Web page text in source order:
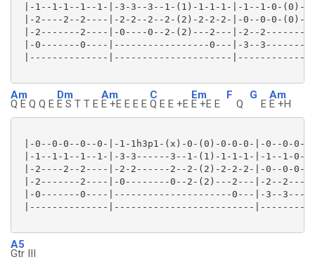
|-1--1-1--1--1-|-3-3--3--1-(1)-1-1-1-|-1--1-0-(0)-
|-2----2--2----|-2-2--2--2-(2)-2-2-2-|-0--0-0-(0)-
|-2-------2----|-0----0--2-(2)---2---|-2--2-------
|-0-------0----|-----------------0---|-3--3-------
|--------------|---------------------|------------0-
Am
Q E Q Q E
Dm
E S T T E
Am
E +E E E E
C
Q E E +E
Em
E +E E
F
Q
G
E
Am
E +H
|-0--0-0--0--0-|-1-1h3p1-(x)-0-(0)-0-0-0-|-0--0-
|-1--1-1--1--1-|-3-3------3--1-(1)-1-1-1-|-1--1-
|-2----2--2----|-2-2------2--2-(2)-2-2-2-|-0--0-0-
|-2-------2----|-0--------0--2-(2)---2---|-2--
|-0-------0----|---------------------0---|-3--
|--------------|-------------------------
A5
Gtr III